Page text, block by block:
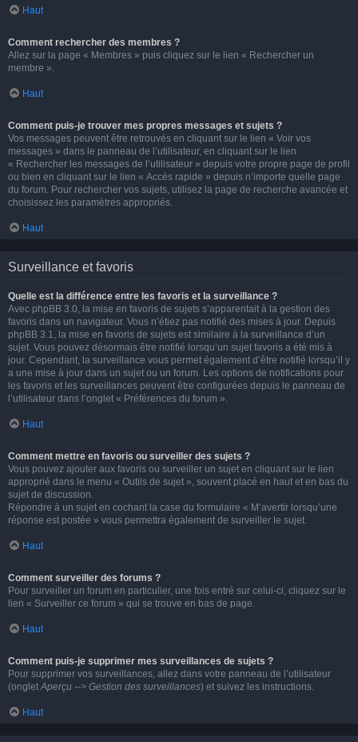
Haut
Comment rechercher des membres ?
Allez sur la page « Membres » puis cliquez sur le lien « Rechercher un
membre ».
Haut
Comment puis-je trouver mes propres messages et sujets ?
Vos messages peuvent être retrouvés en cliquant sur le lien « Voir vos
messages » dans le panneau de l’utilisateur, en cliquant sur le lien
« Rechercher les messages de l’utilisateur » depuis votre propre page de profil
ou bien en cliquant sur le lien « Accès rapide » depuis n’importe quelle page
du forum. Pour rechercher vos sujets, utilisez la page de recherche avancée et
choisissez les paramètres appropriés.
Haut
Surveillance et favoris
Quelle est la différence entre les favoris et la surveillance ?
Avec phpBB 3.0, la mise en favoris de sujets s’apparentait à la gestion des
favoris dans un navigateur. Vous n’étiez pas notifié des mises à jour. Depuis
phpBB 3.1, la mise en favoris de sujets est similaire à la surveillance d’un
sujet. Vous pouvez désormais être notifié lorsqu’un sujet favoris a été mis à
jour. Cependant, la surveillance vous permet également d’être notifié lorsqu’il y
a une mise à jour dans un sujet ou un forum. Les options de notifications pour
les favoris et les surveillances peuvent être configurées depuis le panneau de
l’utilisateur dans l’onglet « Préférences du forum ».
Haut
Comment mettre en favoris ou surveiller des sujets ?
Vous pouvez ajouter aux favoris ou surveiller un sujet en cliquant sur le lien
approprié dans le menu « Outils de sujet », souvent placé en haut et en bas du
sujet de discussion.
Répondre à un sujet en cochant la case du formulaire « M’avertir lorsqu’une
réponse est postée » vous permettra également de surveiller le sujet.
Haut
Comment surveiller des forums ?
Pour surveiller un forum en particulier, une fois entré sur celui-ci, cliquez sur le
lien « Surveiller ce forum » qui se trouve en bas de page.
Haut
Comment puis-je supprimer mes surveillances de sujets ?
Pour supprimer vos surveillances, allez dans votre panneau de l’utilisateur
(ongletAperçu --> Gestion des surveillances) et suivez les instructions.
Haut